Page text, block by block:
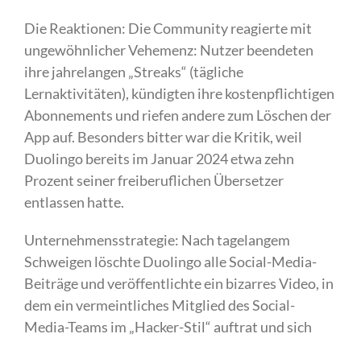
Die Reaktionen: Die Community reagierte mit
ungewöhnlicher Vehemenz: Nutzer beendeten
ihre jahrelangen „Streaks“ (tägliche
Lernaktivitäten), kündigten ihre kostenpflichtigen
Abonnements und riefen andere zum Löschen der
App auf. Besonders bitter war die Kritik, weil
Duolingo bereits im Januar 2024 etwa zehn
Prozent seiner freiberuflichen Übersetzer
entlassen hatte.
Unternehmensstrategie: Nach tagelangem
Schweigen löschte Duolingo alle Social-Media-
Beiträge und veröffentlichte ein bizarres Video, in
dem ein vermeintliches Mitglied des Social-
Media-Teams im „Hacker-Stil“ auftrat und sich